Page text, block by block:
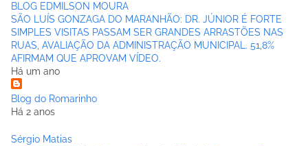
BLOG EDMILSON MOURA
SÃO LUÍS GONZAGA DO MARANHÃO: DR. JÚNIOR É FORTE
SIMPLES VISITAS PASSAM SER GRANDES ARRASTÕES NAS
RUAS, AVALIAÇÃO DA ADMINISTRAÇÃO MUNICIPAL. 51,8%
AFIRMAM QUE APROVAM VÍDEO.
Há um ano
Blog do Romarinho
Há 2 anos
Sérgio Matias